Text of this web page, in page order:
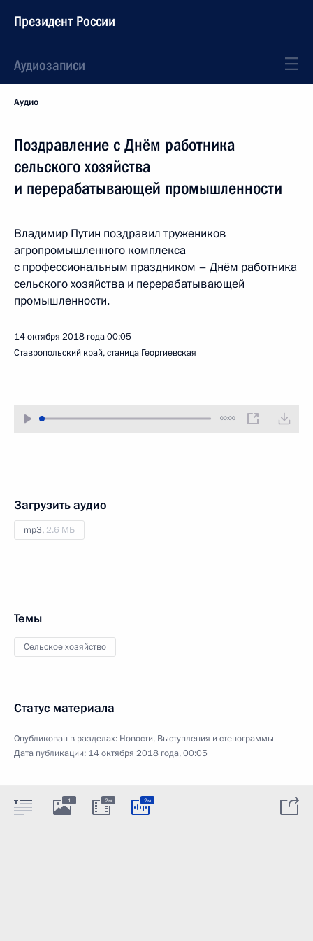
Президент России
Аудиозаписи
Аудио
Поздравление с Днём работника
сельского хозяйства
и перерабатывающей промышленности
Владимир Путин поздравил тружеников
агропромышленного комплекса
с профессиональным праздником – Днём работника
сельского хозяйства и перерабатывающей
промышленности.
14 октября 2018 года00:05
Ставропольский край, станица Георгиевская
00:00
Загрузить аудио
mp3, 2.6 МБ
Темы
Сельское хозяйство
Статус материала
Опубликован в разделах: Новости, Выступления и стенограммы
Дата публикации: 14 октября 2018 года, 00:05
1 2м 2м